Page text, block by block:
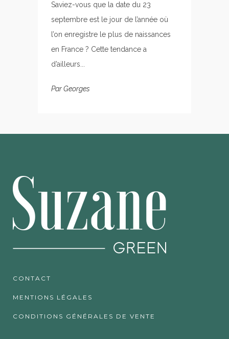
Saviez-vous que la date du 23
septembre est le jour de l’année où
l’on enregistre le plus de naissances
en France ? Cette tendance a
d’ailleurs...
ParGeorges
CONTACT
MENTIONS LÉGALES
CONDITIONS GÉNÉRALES DE VENTE